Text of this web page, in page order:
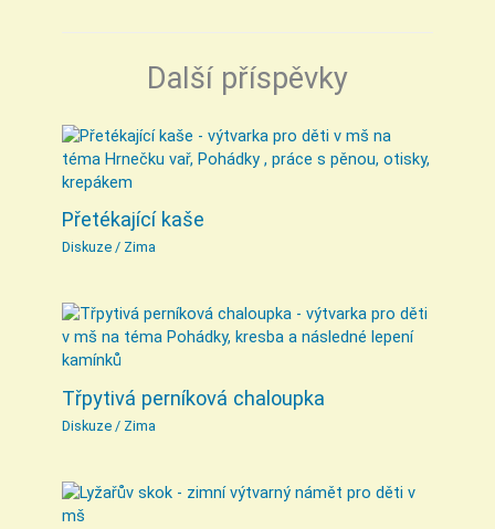
Další příspěvky
Přetékající kaše
Diskuze / Zima
Třpytivá perníková chaloupka
Diskuze / Zima